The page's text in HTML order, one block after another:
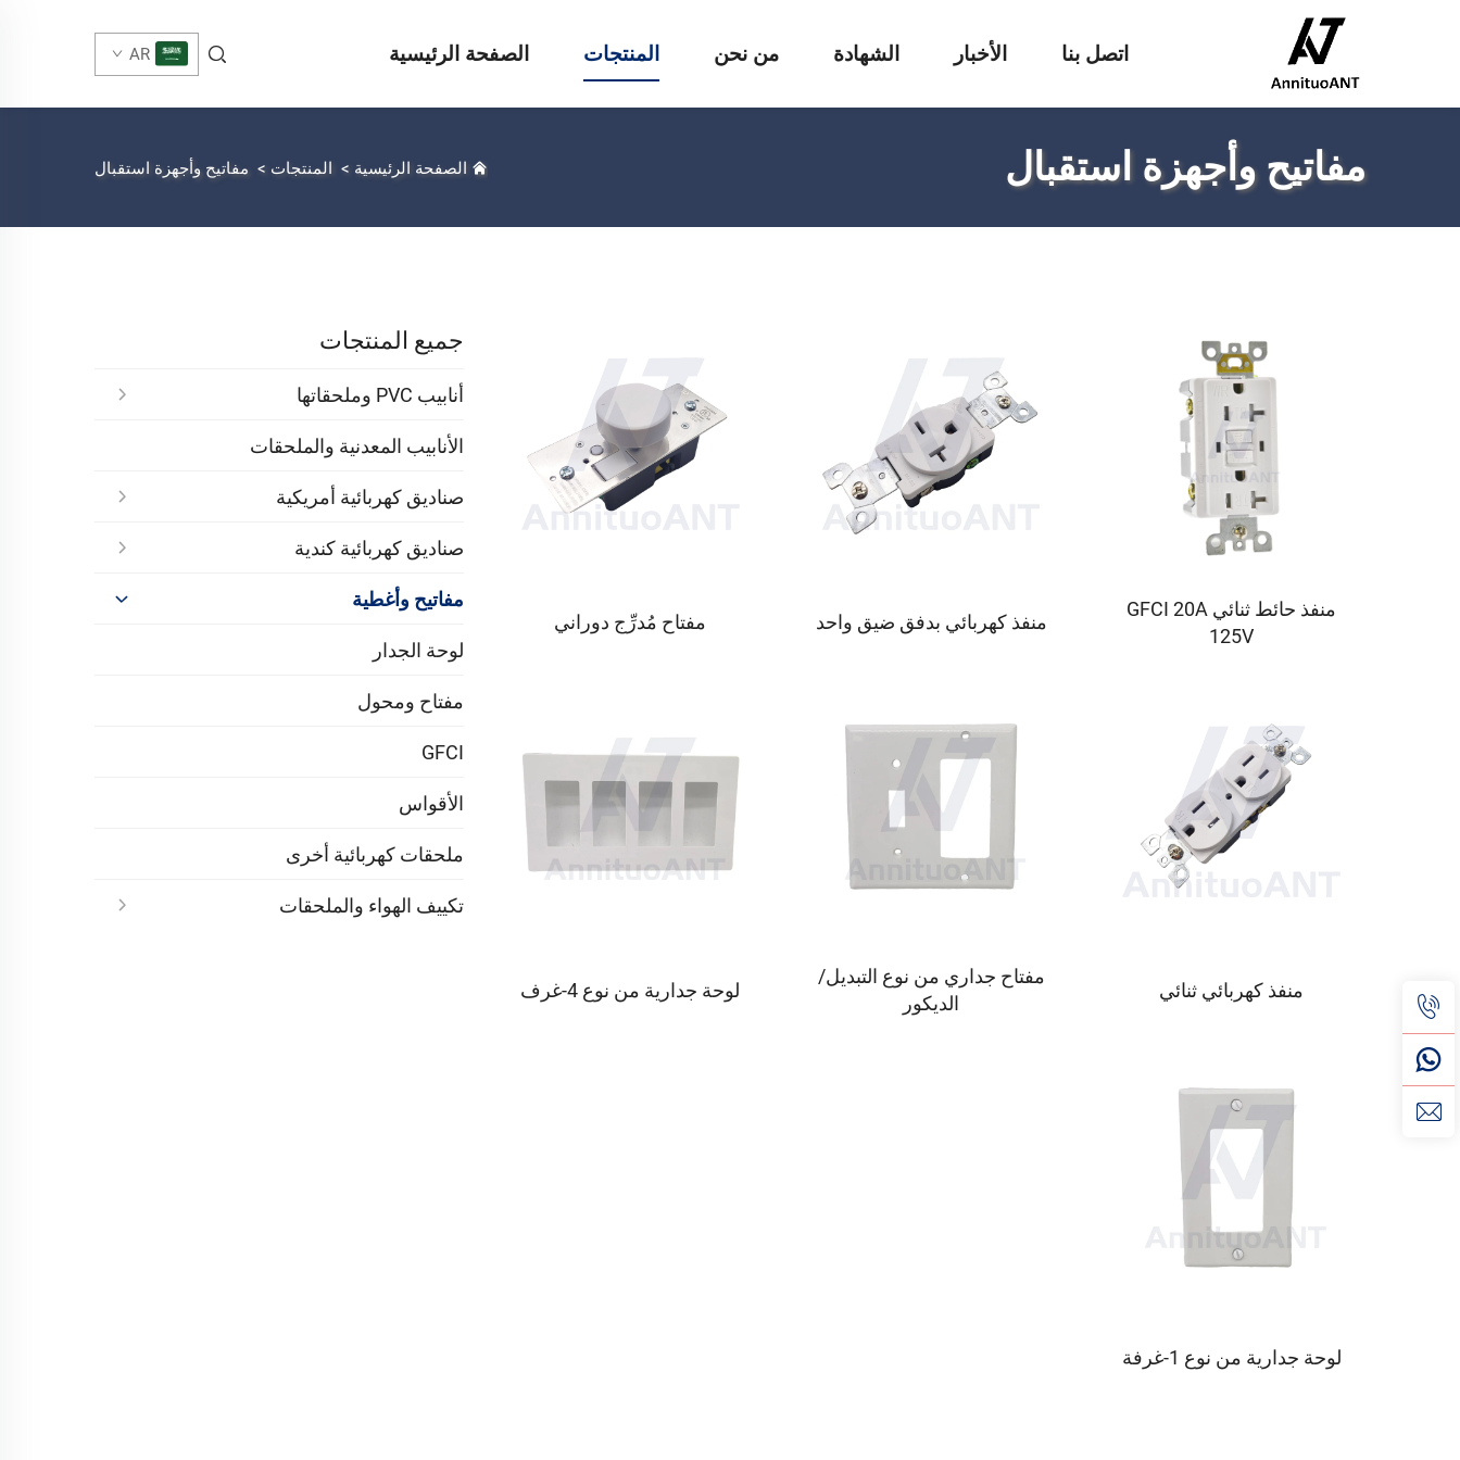
الصفحة الرئيسية المنتجات من نحن الشهادة الأخبار اتصل بنا AR
مفاتيح وأجهزة استقبال الصفحة الرئيسية > المنتجات > مفاتيح وأجهزة استقبال
جميع المنتجات
أنابيب PVC وملحقاتها
الأنابيب المعدنية والملحقات
صناديق كهربائية أمريكية
صناديق كهربائية كندية
مفاتيح وأغطية
لوحة الجدار
مفتاح ومحول
GFCI
الأقواس
ملحقات كهربائية أخرى
تكييف الهواء والملحقات
منفذ حائط ثنائي GFCI 20A
125V
منفذ كهربائي بدفق ضيق واحد مفتاح مُدرِّج دوراني
منفذ كهربائي ثنائي
مفتاح جداري من نوع التبديل/
الديكور
لوحة جدارية من نوع 4-غرف
لوحة جدارية من نوع 1-غرفة